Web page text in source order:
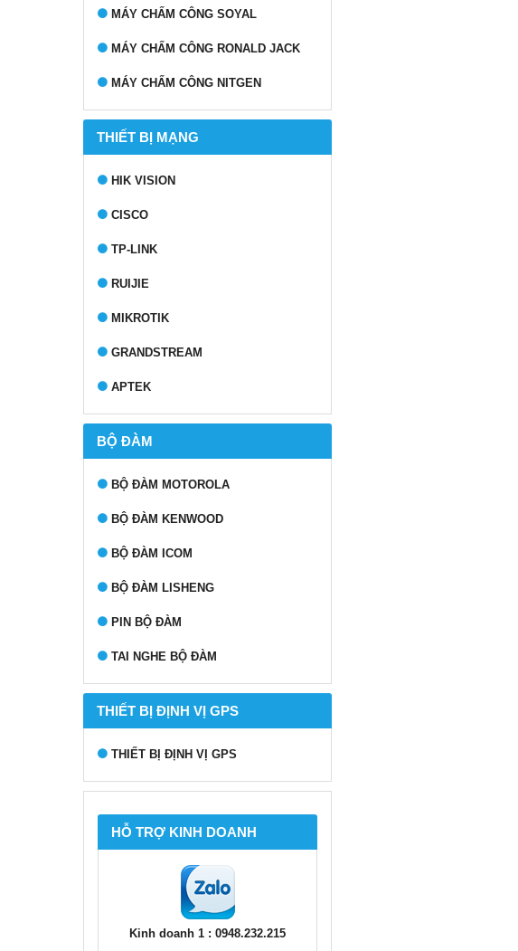
MÁY CHẤM CÔNG SOYAL
MÁY CHẤM CÔNG RONALD JACK
MÁY CHẤM CÔNG NITGEN
THIẾT BỊ MẠNG
HIK VISION
CISCO
TP-LINK
RUIJIE
MIKROTIK
GRANDSTREAM
APTEK
BỘ ĐÀM
BỘ ĐÀM MOTOROLA
BỘ ĐÀM KENWOOD
BỘ ĐÀM ICOM
BỘ ĐÀM LISHENG
PIN BỘ ĐÀM
TAI NGHE BỘ ĐÀM
THIẾT BỊ ĐỊNH VỊ GPS
THIẾT BỊ ĐỊNH VỊ GPS
HỖ TRỢ KINH DOANH
Kinh doanh 1 : 0948.232.215